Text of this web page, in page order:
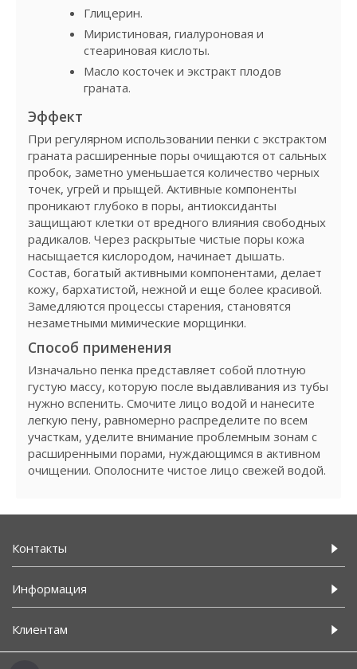
Глицерин.
Миристиновая, гиалуроновая и
стеариновая кислоты.
Масло косточек и экстракт плодов
граната.
Эффект
При регулярном использовании пенки с экстрактом
граната расширенные поры очищаются от сальных
пробок, заметно уменьшается количество черных
точек, угрей и прыщей. Активные компоненты
проникают глубоко в поры, антиоксиданты
защищают клетки от вредного влияния свободных
радикалов. Через раскрытые чистые поры кожа
насыщается кислородом, начинает дышать.
Состав, богатый активными компонентами, делает
кожу, бархатистой, нежной и еще более красивой.
Замедляются процессы старения, становятся
незаметными мимические морщинки.
Способ применения
Изначально пенка представляет собой плотную
густую массу, которую после выдавливания из тубы
нужно вспенить. Смочите лицо водой и нанесите
легкую пену, равномерно распределите по всем
участкам, уделите внимание проблемным зонам с
расширенными порами, нуждающимся в активном
очищении. Ополосните чистое лицо свежей водой.
Контакты
Информация
Клиентам